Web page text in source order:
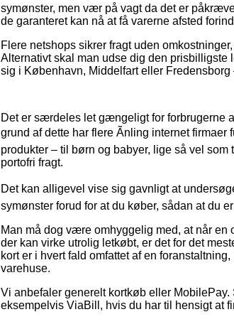
symønster, men vær på vagt da det er
de garanteret kan nå at få varerne afsted
Flere netshops sikrer fragt uden
Alternativt skal man udse dig den
sig i København, Middelfart eller
Det er særdeles let gængeligt for forbrugerne
grund af dette har flere Ãnling internet
produkter – til børn og babyer, lige så vel
portofri fragt.
Det kan alligevel vise sig gavnligt at
symønster forud for at du køber, sådan at du
Man må dog være omhyggelig med, at når
der kan virke utrolig letkøbt, er det for det
kort er i hvert fald omfattet af en
varehuse.
Vi anbefaler generelt kortkøb eller
eksempelvis ViaBill, hvis du har til hensigt at